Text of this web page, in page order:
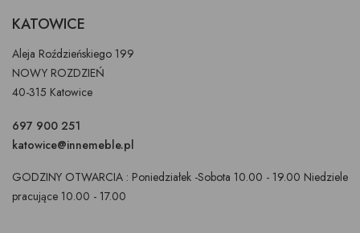
KATOWICE
Aleja Roździeńskiego 199
NOWY ROZDZIEŃ
40-315 Katowice
697 900 251
katowice@innemeble.pl
GODZINY OTWARCIA : Poniedziałek -Sobota 10.00 - 19.00 Niedziele
pracujące 10.00 - 17.00